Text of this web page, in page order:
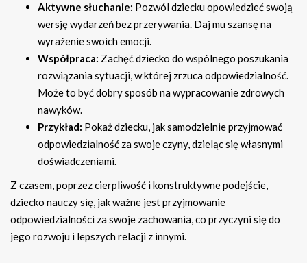
Aktywne słuchanie: Pozwól dziecku opowiedzieć swoją
wersję wydarzeń bez przerywania. Daj mu szansę na
wyrażenie swoich emocji.
Współpraca: Zachęć dziecko do wspólnego poszukania
rozwiązania sytuacji, w której zrzuca odpowiedzialność.
Może to być dobry sposób na wypracowanie zdrowych
nawyków.
Przykład: Pokaż dziecku, jak samodzielnie przyjmować
odpowiedzialność za swoje czyny, dzieląc się własnymi
doświadczeniami.
Z czasem, poprzez cierpliwość i konstruktywne podejście,
dziecko nauczy się, jak ważne jest przyjmowanie
odpowiedzialności za swoje zachowania, co przyczyni się do
jego rozwoju i lepszych relacji z innymi.